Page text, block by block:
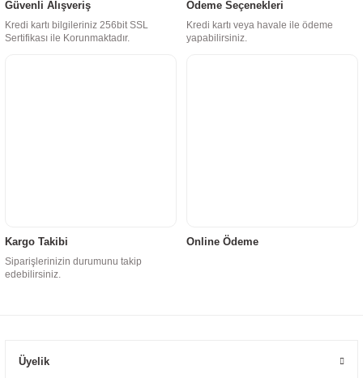
Güvenli Alışveriş
Kredi kartı bilgileriniz 256bit SSL
Sertifikası ile Korunmaktadır.
Ödeme Seçenekleri
Kredi kartı veya havale ile ödeme
yapabilirsiniz.
Kargo Takibi
Siparişlerinizin durumunu takip
edebilirsiniz.
Online Ödeme
Üyelik